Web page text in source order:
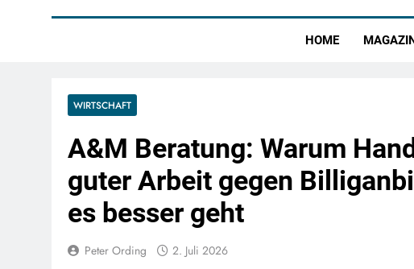
HOME
WIRTSCHAFT
A&M Beratung: Warum
guter Arbeit gegen
es besser geht
Peter Ording 2. Juli 2026